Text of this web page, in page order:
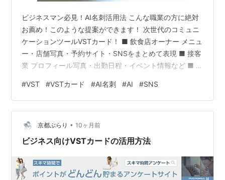
ビジネスマン必見！AI名刺活用法 こんな職業の方に絶対
お薦め！このような提案ができます！ 次世代のコミュニ
ケーションツールVSTカード！ ■ 飲食店オーナー メニュ
ー・店舗写真・予約サイト・SNSをまとめて表現 ■ 接客
業 プロフィール写真・出勤日程・イベント情報など ■ イ
報を公開 ■ 個人起業家 サービス内容や企業理念などを一
瞬で届けられます ■ 結婚相談所・ブライダル関連業 サー
ビス・実績を写真と動画で表現 ■ 企業コンサルタント 信
頼感と実績を第一印象で伝えたい方 ■ 講師業（語学・ビ
ジネス・趣味） 受講生との距離を縮められます ■…
#VST #VSTカード #AI名刺 #AI #SNS
京都ぶらり • 10ヶ月前
ビジネス向けVSTカードの活用方法